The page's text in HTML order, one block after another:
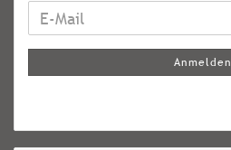
WEITER
ZUR
ANMELDUNG
E-
Anmelden